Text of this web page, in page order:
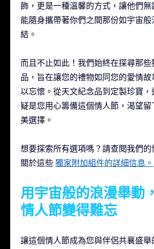
飾，更是一種溫馨的方式，讓他們
能隨身攜帶著你們之間那份如宇宙
結。
而且不止如此！我們始終在探尋那些
品，旨在讓您的禮物如同您的愛情
以忘懷。從天文紀念品到定製珍寶，
疑是您用心籌備這個情人節，渴望
美選擇。
想要探索所有選項嗎？請查閱我們的
關於這些 獨家附加組件的詳細信息。
用宇宙般的浪漫舉動
情人節變得難忘
讓這個情人節成為您與伴侶共襄盛舉